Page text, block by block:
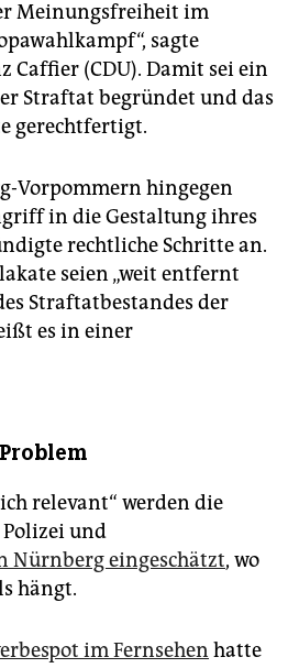
Meinungsfreiheit im
sagte
Caffier (CDU). Damit sei ein
Straftat begründet und das
gerechtfertigt.
Vorpommern hingegen
in die Gestaltung ihres
rechtliche Schritte an.
seien „weit entfernt
Straftatbestandes der
es in einer
relevant“ werden die
Polizei und
Nürnberg eingeschätzt, wo
hängt.
im Fernsehen hatte